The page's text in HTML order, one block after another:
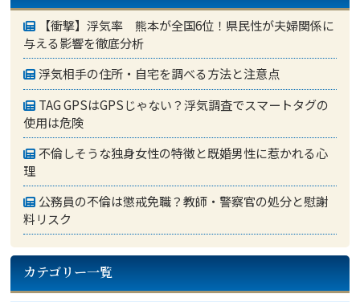
【衝撃】浮気率 熊本が全国6位！県民性が夫婦関係に
与える影響を徹底分析
浮気相手の住所・自宅を調べる方法と注意点
TAG GPSはGPSじゃない？浮気調査でスマートタグの
使用は危険
不倫しそうな独身女性の特徴と既婚男性に惹かれる心
理
公務員の不倫は懲戒免職？教師・警察官の処分と慰謝
料リスク
カテゴリー一覧